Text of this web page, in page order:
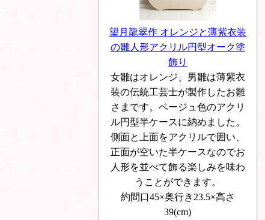
望月龍翠作 オレンジと薄紫衣装
の雛人形アクリル円型オーク塗
飾り
女雛はオレンジ、男雛は薄紫衣
装の伝統工芸士が製作したお雛
さまです。ベージュ色のアクリ
ル円型半ケースに納めました。
側面と上面をアクリルで囲い、
正面が空いた半ケースなのでお
人形を並べて飾る楽しみを味わ
うことができます。
約間口45×奥行き23.5×高さ
39(cm)